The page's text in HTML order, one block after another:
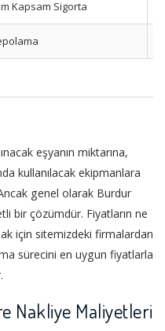
Kapsam Sigorta
eşyanın miktarına,
kullanılacak ekipmanlara
genel olarak Burdur
bir çözümdür. Fiyatların ne
için sitemizdeki firmalardan
sürecini en uygun fiyatlarla
Nakliye Maliyetleri